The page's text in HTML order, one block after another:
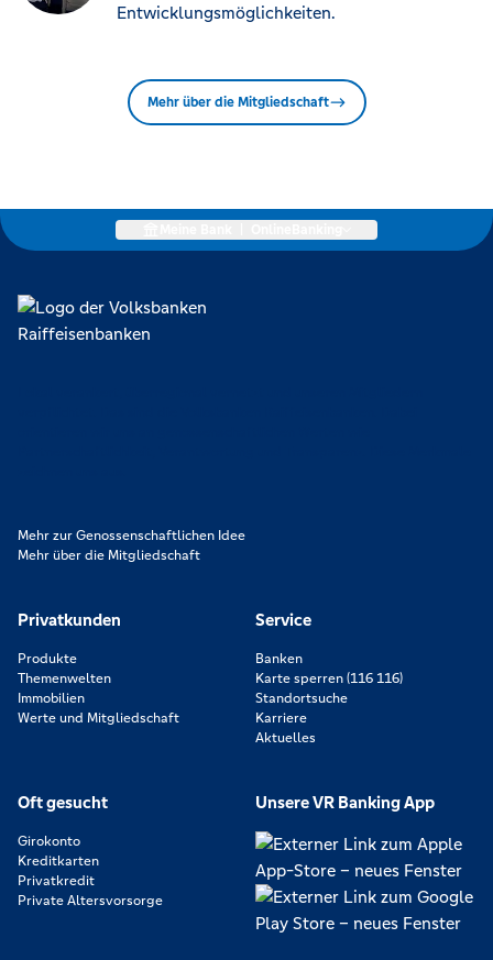
Entwicklungsmöglichkeiten.
Mehr über die Mitgliedschaft
Mehr zur Genossenschaftlichen Idee
Mehr über die Mitgliedschaft
Privatkunden
Produkte
Themenwelten
Immobilien
Werte und Mitgliedschaft
Service
Banken
Karte sperren (116 116)
Standortsuche
Karriere
Aktuelles
Oft gesucht
Girokonto
Kreditkarten
Privatkredit
Private Altersvorsorge
Unsere VR Banking App